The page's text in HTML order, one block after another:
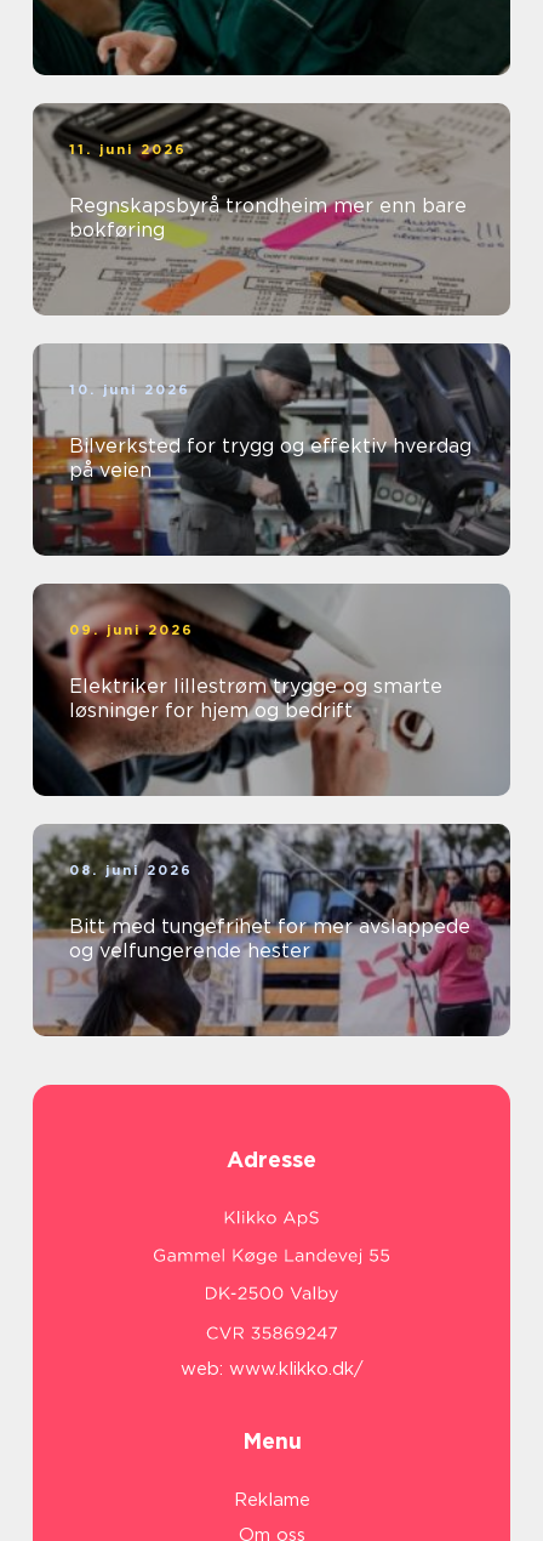
11. juni 2026
Regnskapsbyrå trondheim mer enn bare
bokføring
10. juni 2026
Bilverksted for trygg og effektiv hverdag
på veien
09. juni 2026
Elektriker lillestrøm trygge og smarte
løsninger for hjem og bedrift
08. juni 2026
Bitt med tungefrihet for mer avslappede
og velfungerende hester
Adresse
web: www.klikko.dk/
Menu
Reklame
Om oss